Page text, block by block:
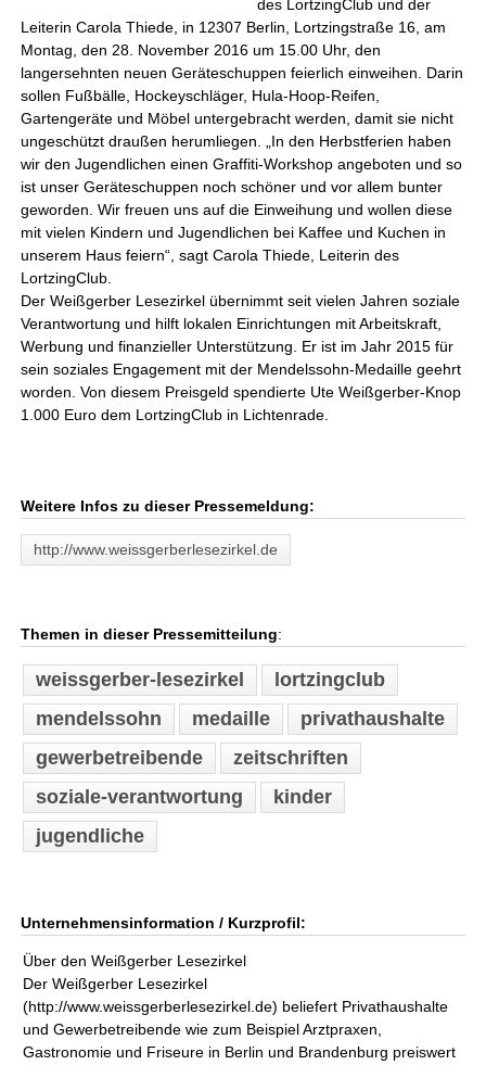
des LortzingClub und der
Leiterin Carola Thiede, in 12307 Berlin, Lortzingstraße 16, am
Montag, den 28. November 2016 um 15.00 Uhr, den
langersehnten neuen Geräteschuppen feierlich einweihen. Darin
sollen Fußbälle, Hockeyschläger, Hula-Hoop-Reifen,
Gartengeräte und Möbel untergebracht werden, damit sie nicht
ungeschützt draußen herumliegen. „In den Herbstferien haben
wir den Jugendlichen einen Graffiti-Workshop angeboten und so
ist unser Geräteschuppen noch schöner und vor allem bunter
geworden. Wir freuen uns auf die Einweihung und wollen diese
mit vielen Kindern und Jugendlichen bei Kaffee und Kuchen in
unserem Haus feiern“, sagt Carola Thiede, Leiterin des
LortzingClub.
Der Weißgerber Lesezirkel übernimmt seit vielen Jahren soziale
Verantwortung und hilft lokalen Einrichtungen mit Arbeitskraft,
Werbung und finanzieller Unterstützung. Er ist im Jahr 2015 für
sein soziales Engagement mit der Mendelssohn-Medaille geehrt
worden. Von diesem Preisgeld spendierte Ute Weißgerber-Knop
1.000 Euro dem LortzingClub in Lichtenrade.
Weitere Infos zu dieser Pressemeldung:
http://www.weissgerberlesezirkel.de
Themen in dieser Pressemitteilung:
weissgerber-lesezirkel
lortzingclub
mendelssohn
medaille
privathaushalte
gewerbetreibende
zeitschriften
soziale-verantwortung
kinder
jugendliche
Unternehmensinformation / Kurzprofil:
Über den Weißgerber Lesezirkel
Der Weißgerber Lesezirkel
(http://www.weissgerberlesezirkel.de) beliefert Privathaushalte
und Gewerbetreibende wie zum Beispiel Arztpraxen,
Gastronomie und Friseure in Berlin und Brandenburg preiswert